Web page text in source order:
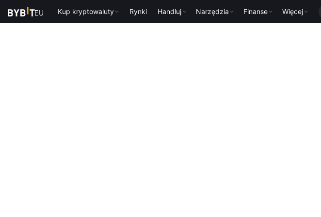
Kup kryptowaluty Rynki Handluj Narzędzia Finanse Więcej